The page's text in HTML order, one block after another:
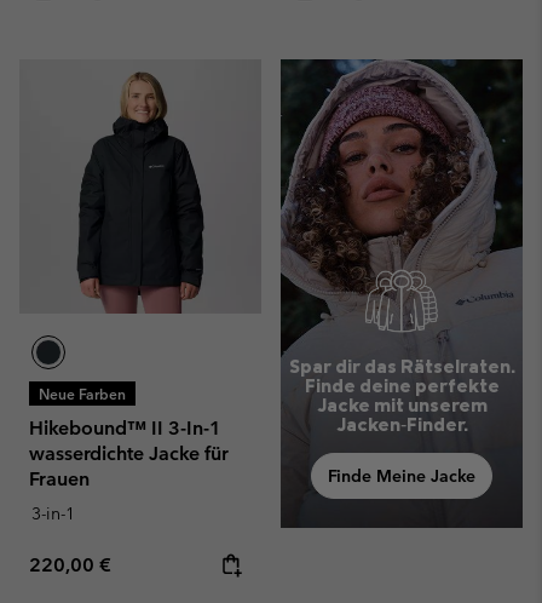
Neue Farben
Hikebound™ II 3-In-1
wasserdichte Jacke für
Frauen
3-in-1
Regular price:
220,00 €
Spar dir das Rätselraten.
Finde deine perfekte
Jacke mit unserem
Jacken‑Finder.
Finde Meine Jacke